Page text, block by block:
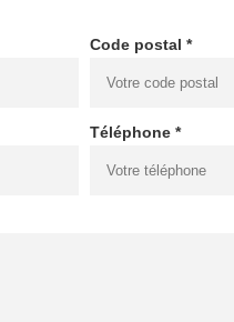
Code postal *
Téléphone *